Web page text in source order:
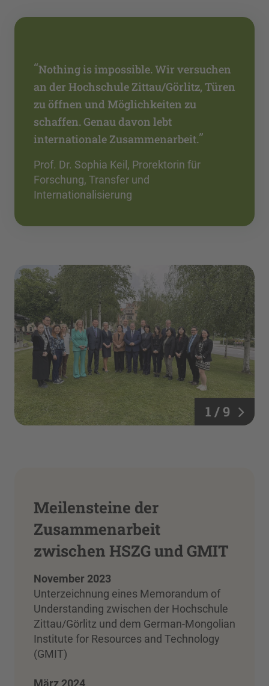
“Nothing is impossible. Wir versuchen
an der Hochschule Zittau/Görlitz, Türen
zu öffnen und Möglichkeiten zu
schaffen. Genau davon lebt
internationale Zusammenarbeit.”
Prof. Dr. Sophia Keil, Prorektorin für
Forschung, Transfer und
Internationalisierung
1 / 9
Meilensteine der
Zusammenarbeit
zwischen HSZG und GMIT
November 2023
Unterzeichnung eines Memorandum of
Understanding zwischen der Hochschule
Zittau/Görlitz und dem German-Mongolian
Institute for Resources and Technology
(GMIT)
März 2024